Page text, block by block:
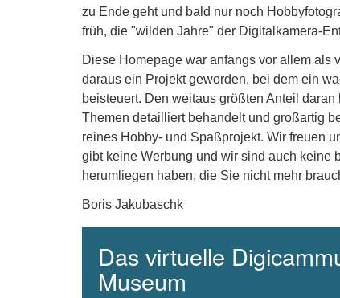
zu Ende geht und bald nur noch
früh, die "wilden Jahre" der Digitalkamera-
Diese Homepage war anfangs vor allem als
daraus ein Projekt geworden, bei dem ein
beisteuert. Den weitaus größten Anteil
Themen detailliert behandelt und großartig
reines Hobby- und Spaßprojekt. Wir freuen
gibt keine Werbung und wir sind auch keine
herumliegen haben, die Sie nicht mehr
Boris Jakubaschk
Das virtuelle
Museum